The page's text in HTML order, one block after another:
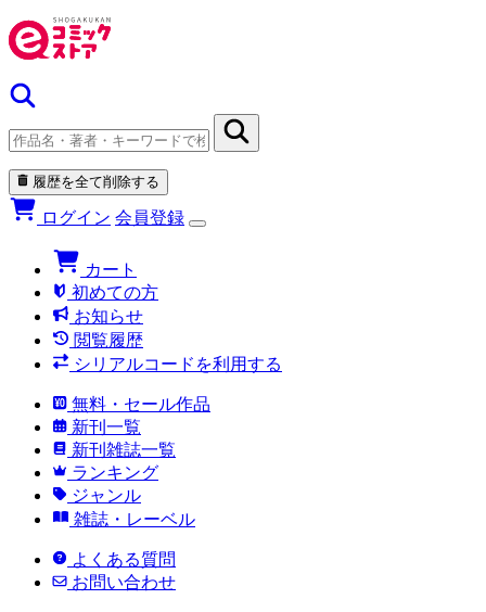
履歴を全て削除する
ログイン 会員登録
カート
初めての方
お知らせ
閲覧履歴
シリアルコードを利用する
無料・セール作品
新刊一覧
新刊雑誌一覧
ランキング
ジャンル
雑誌・レーベル
よくある質問
お問い合わせ